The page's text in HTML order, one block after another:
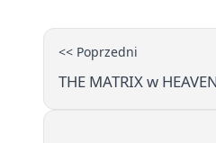
<< Poprzedni
THE MATRIX w